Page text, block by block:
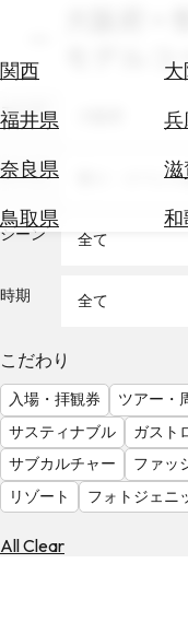
関西
福井県
奈良県
鳥取県
券
テ
を
る
気
を
見
る
大阪府
モデルコ
エリア
テーマ 祭り・イベン
シーン 全て
時期 全て
こだわり
入場・拝観券 ツアー・
サスティナブル
ガスト
サブカルチャー
ファッ
リゾート
フォトジェニ
All Clear